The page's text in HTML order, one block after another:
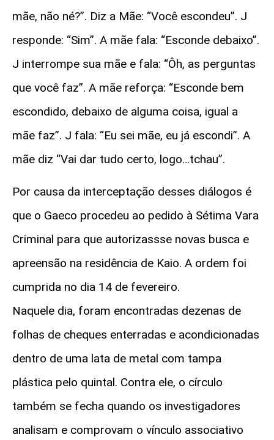
mãe, não né?”. Diz a Mãe: “Você escondeu”. J
responde: “Sim”. A mãe fala: “Esconde debaixo”.
J interrompe sua mãe e fala: “Ôh, as perguntas
que você faz”. A mãe reforça: “Esconde bem
escondido, debaixo de alguma coisa, igual a
mãe faz”. J fala: “Eu sei mãe, eu já escondi”. A
mãe diz “Vai dar tudo certo, logo…tchau”.
Por causa da interceptação desses diálogos é
que o Gaeco procedeu ao pedido à Sétima Vara
Criminal para que autorizassse novas busca e
apreensão na residência de Kaio. A ordem foi
cumprida no dia 14 de fevereiro.
Naquele dia, foram encontradas dezenas de
folhas de cheques enterradas e acondicionadas
dentro de uma lata de metal com tampa
plástica pelo quintal. Contra ele, o círculo
também se fecha quando os investigadores
analisam e comprovam o vínculo associativo